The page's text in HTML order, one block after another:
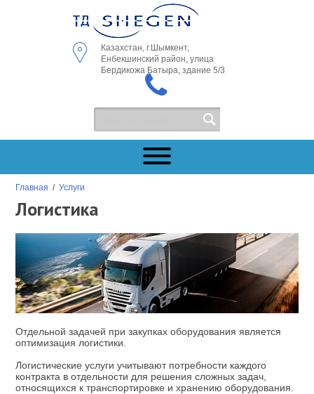
Казахстан, г.Шымкент,
Енбекшинский район, улица
Бердикожа Батыра, здание 5/3
Главная /Услуги
Логистика
Отдельной задачей при закупках оборудования является
оптимизация логистики.
Логистические услуги учитывают потребности каждого
контракта в отдельности для решения сложных задач,
относящихся к транспортировке и хранению оборудования.